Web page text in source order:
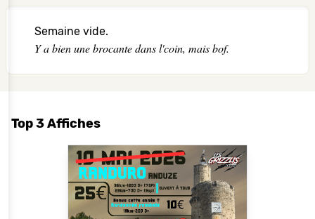
Semaine vide.
Y a bien une brocante dans l'coin, mais bof.
Top 3 Affiches